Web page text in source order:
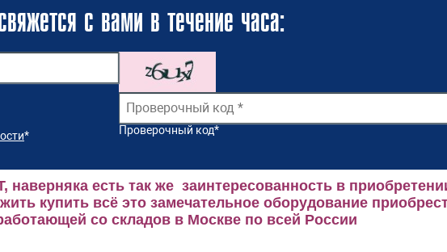
с вами в течение часа:
* Проверочный код*
есть так же заинтересованность в
купить всё это замечательное оборудование
со складов в Москве по всей России